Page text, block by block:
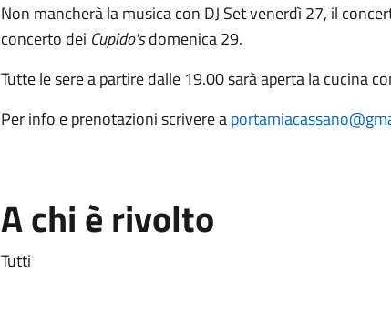
Non mancherà la musica con DJ Set venerdì 27, il
concerto dei Cupido'sdomenica 29.
Tutte le sere a partire dalle 19.00 sarà aperta la cucina
Per info e prenotazioni scrivere a
A chi è rivolto
Tutti